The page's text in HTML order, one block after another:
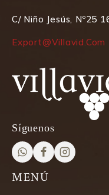
C/ Niño Jesús, Nº25
Export@villavid.com
Síguenos
MENÚ